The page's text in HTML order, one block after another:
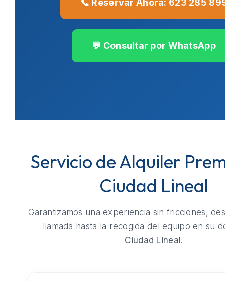
📞 Reservar Ahora: 623 285
💬 Consultar por WhatsApp
Servicio de Alquiler
Ciudad Lineal
Garantizamos una experiencia sin fricciones,
llamada hasta la recogida del equipo en su
Ciudad Lineal .